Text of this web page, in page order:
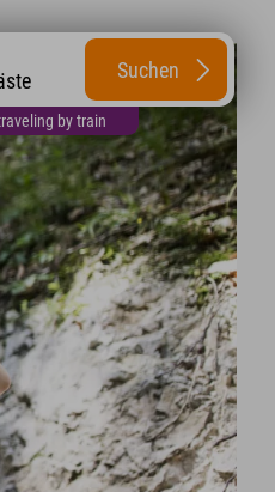
by train
Suchen